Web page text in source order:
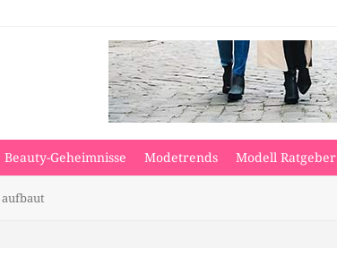
Beauty-Geheimnisse Modetrends Modell Ratgeber